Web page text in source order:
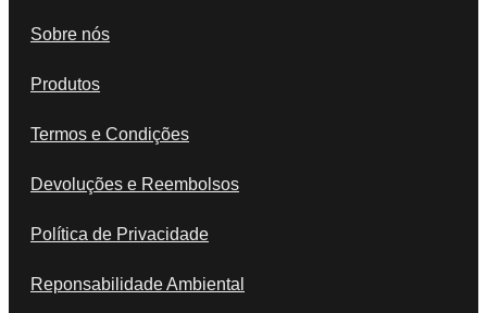
Sobre nós
Produtos
Termos e Condições
Devoluções e Reembolsos
Política de Privacidade
Reponsabilidade Ambiental